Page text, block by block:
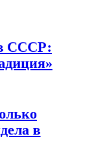
СССР:
в